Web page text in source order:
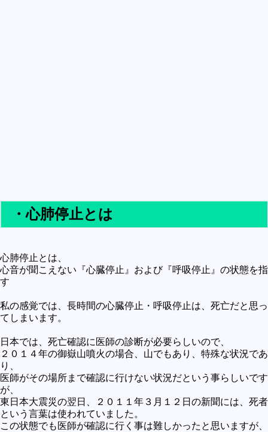
趣味
未確認
テレビドラマとか
アプリケーション操作
プログラミング(VBA)
プログラミング(HTML)
プログラミング(PHP)
プログラミング(JavaScript)
・心肺停止とは
心肺停止とは、
心音が聞こえない『心臓停止』および『呼吸停止』の状態を指
す
私の感覚では、長時間の心臓停止・呼吸停止は、死亡だと思っ
てしまいます。
日本では、死亡確認に医師の診断が必要らしいので、
２０１４年の御嶽山噴火の場合、山でもあり、特殊な状況であ
り、
医師がその場所まで確認に行けない状況だという事らしいです
が、
東日本大震災の翌日、２０１１年３月１２日の新聞には、死者
という言葉は使われていました。
この状態でも医師が確認に行く事は難しかったと思いますが、